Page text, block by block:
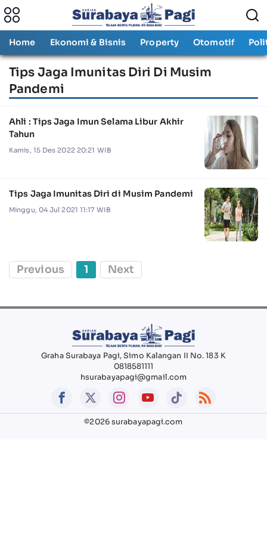
Home Ekonomi & Bisnis Property Otomotif
Tips Jaga Imunitas Diri Di Musim
Pandemi
Ahli : Tips Jaga Imun Selama Libur Akhir
Tahun
Kamis, 15 Des 2022 20:21 WIB
Tips Jaga Imunitas Diri di Musim Pandemi
Minggu, 04 Jul 2021 11:17 WIB
Previous 1 Next
Graha Surabaya Pagi, Simo Kalangan II No. 183 K
0818581111
hsurabayapagi@gmail.com
©2026 surabayapagi.com